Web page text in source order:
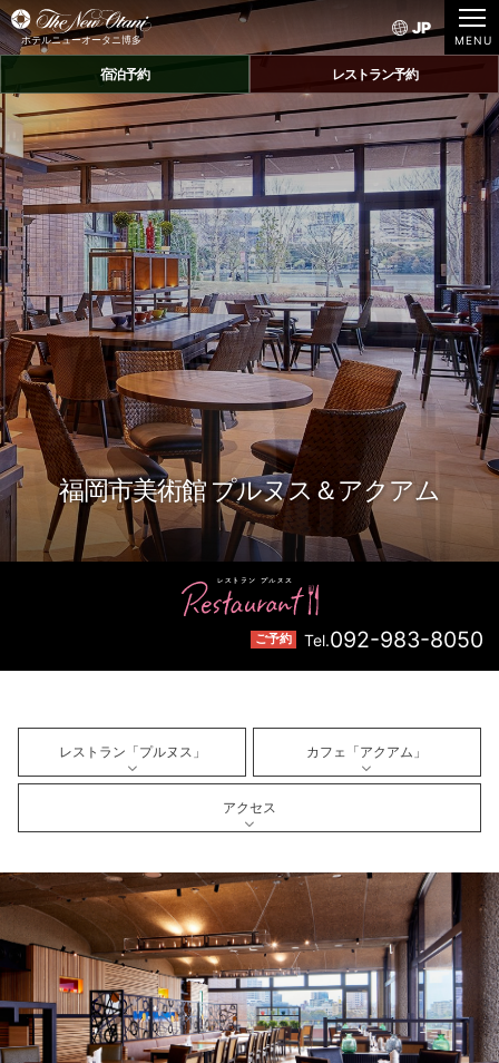
ホテルニューオータニ博多
JP
宿泊予約 レストラン予約
福岡市美術館 プルヌス＆アクアム
ご予約 Tel.092-983-8050
レストラン「プルヌス」 カフェ「アクアム」
アクセス